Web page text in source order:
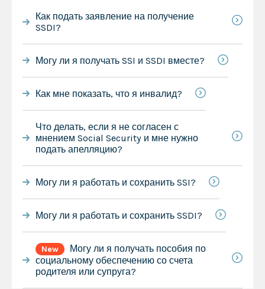
Как подать заявление на получение
SSDI?
Могу ли я получать SSI и SSDI вместе?
Как мне показать, что я инвалид?
Что делать, если я не согласен с
мнением Social Security и мне нужно
подать апелляцию?
Могу ли я работать и сохранить SSI?
Могу ли я работать и сохранить SSDI?
New
Могу ли я получать пособия по
социальному обеспечению со счета
родителя или супруга?